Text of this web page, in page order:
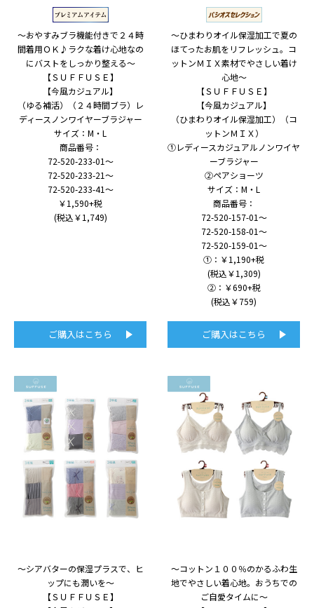
～おやすみブラ機能付きで２４時
間着用ＯＫ♪ラクな着け心地なの
にバストをしっかり整える～
【ＳＵＦＦＵＳＥ】
【今風カジュアル】
（ゆる補活）（２４時間ブラ）レ
ディースノンワイヤーブラジャー
サイズ：M・L
商品番号：
72-520-233-01～
72-520-233-21～
72-520-233-41～
￥1,590+税
(税込￥1,749)
ご購入はこちら
～ひまわりオイル保湿加工で夏の
ほてったお肌をリフレッシュ。コ
ットンＭＩＸ素材でやさしい着け
心地～
【ＳＵＦＦＵＳＥ】
【今風カジュアル】
（ひまわりオイル保湿加工）（コ
ットンＭＩＸ）
①レディースカジュアルノンワイヤ
ーブラジャー
②ペアショーツ
サイズ：M・L
商品番号：
72-520-157-01～
72-520-158-01～
72-520-159-01～
①：￥1,190+税
(税込￥1,309)
②：￥690+税
(税込￥759)
ご購入はこちら
～シアバターの保湿プラスで、ヒ
ップにも潤いを～
【ＳＵＦＦＵＳＥ】
～コットン１００％のかるふわ生
地でやさしい着心地。おうちでの
ご自愛タイムに～